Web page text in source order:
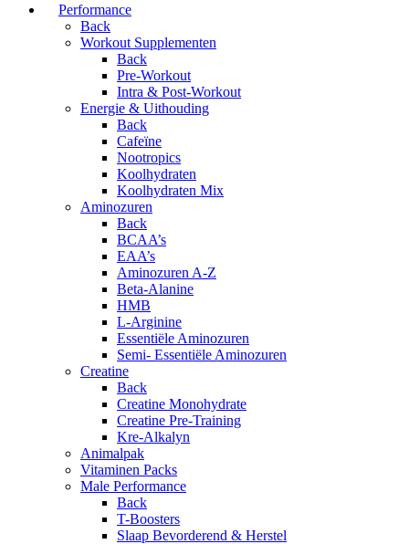
Performance
Back
Workout Supplementen
Back
Pre-Workout
Intra & Post-Workout
Energie & Uithouding
Back
Cafeïne
Nootropics
Koolhydraten
Koolhydraten Mix
Aminozuren
Back
BCAA’s
EAA’s
Aminozuren A-Z
Beta-Alanine
HMB
L-Arginine
Essentiële Aminozuren
Semi- Essentiële Aminozuren
Creatine
Back
Creatine Monohydrate
Creatine Pre-Training
Kre-Alkalyn
Animalpak
Vitaminen Packs
Male Performance
Back
T-Boosters
Slaap Bevorderend & Herstel